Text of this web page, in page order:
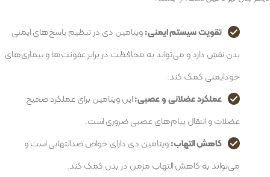
تقویت سیستم ایمنی:ویتامین دی در تنظیم پاسخ‌های ایمنی
بدن نقش دارد و می‌تواند به محافظت در برابر عفونت‌ها و بیماری‌های
خودایمنی کمک کند.
عملکرد عضلانی و عصبی:این ویتامین برای عملکرد صحیح
عضلات و انتقال پیام‌های عصبی ضروری است.
کاهش التهاب:ویتامین دی دارای خواص ضدالتهابی است و
می‌تواند به کاهش التهاب مزمن در بدن کمک کند.